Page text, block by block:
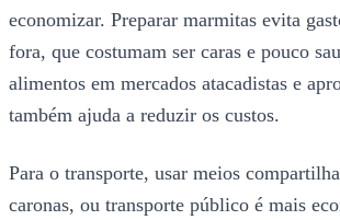
economizar. Preparar marmitas evita
fora, que costumam ser caras e pouco
alimentos em mercados atacadistas e
também ajuda a reduzir os custos.
Para o transporte, usar meios
caronas, ou transporte público é mais